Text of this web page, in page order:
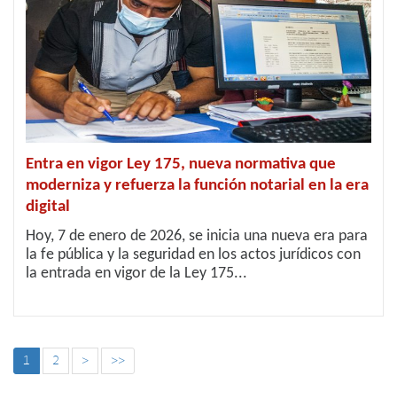
Entra en vigor Ley 175, nueva normativa que
moderniza y refuerza la función notarial en la era
digital
Hoy, 7 de enero de 2026, se inicia una nueva era para
la fe pública y la seguridad en los actos jurídicos con
la entrada en vigor de la Ley 175...
1 2 > >>